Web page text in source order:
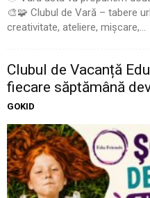
🎨🧩 Clubul de Vară – tabere
creativitate, ateliere, mișcare,...
Clubul de Vacanță
fiecare săptămână
GOKID